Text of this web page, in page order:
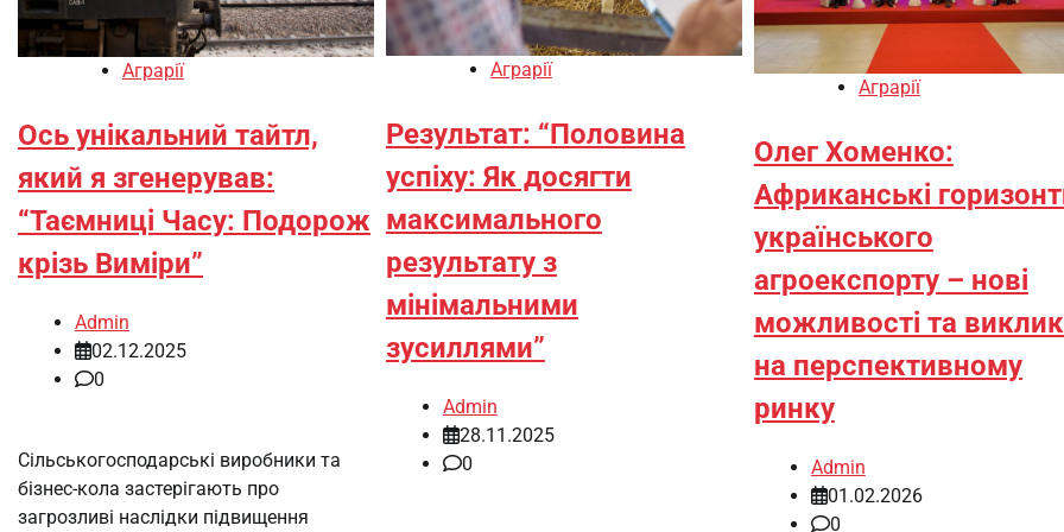
Аграрії
Ось унікальний тайтл,
який я згенерував:
“Таємниці Часу: Подорож
крізь Виміри”
Admin
02.12.2025
0
Сільськогосподарські виробники та
бізнес-кола застерігають про
загрозливі наслідки підвищення
Аграрії
Результат: “Половина
успіху: Як досягти
максимального
результату з
мінімальними
зусиллями”
Admin
28.11.2025
0
Аграрії
Олег Хоменко:
Африканські
українського
агроекспорту – нові
можливості та
на перспективному
ринку
Admin
01.02.2026
0